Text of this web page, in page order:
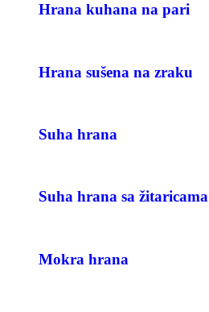
Hrana kuhana na pari
Hrana sušena na zraku
Suha hrana
Suha hrana sa žitaricama
Mokra hrana